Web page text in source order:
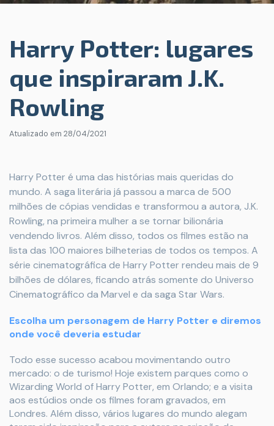
Harry Potter: lugares
que inspiraram J.K.
Rowling
Atualizado em 28/04/2021
Harry Potter é uma das histórias mais queridas do
mundo. A saga literária já passou a marca de 500
milhões de cópias vendidas e transformou a autora, J.K.
Rowling, na primeira mulher a se tornar bilionária
vendendo livros. Além disso, todos os filmes estão na
lista das 100 maiores bilheterias de todos os tempos. A
série cinematográfica de Harry Potter rendeu mais de 9
bilhões de dólares, ficando atrás somente do Universo
Cinematográfico da Marvel e da saga Star Wars.
Escolha um personagem de Harry Potter e diremos
onde você deveria estudar
Todo esse sucesso acabou movimentando outro
mercado: o de turismo! Hoje existem parques como o
Wizarding World of Harry Potter, em Orlando; e a visita
aos estúdios onde os filmes foram gravados, em
Londres. Além disso, vários lugares do mundo alegam